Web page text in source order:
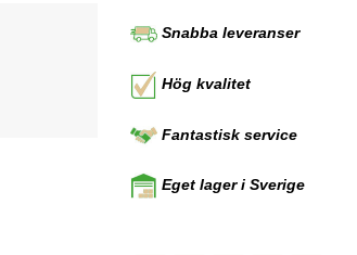
Snabba leveranser
Hög kvalitet
Fantastisk service
Eget lager i Sverige